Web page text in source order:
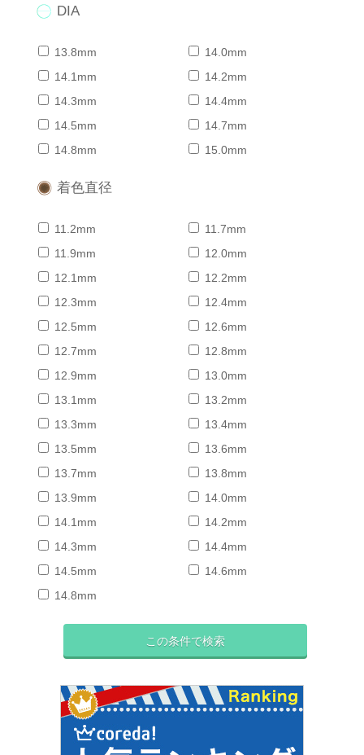
DIA
13.8mm
14.0mm
14.1mm
14.2mm
14.3mm
14.4mm
14.5mm
14.7mm
14.8mm
15.0mm
着色直径
11.2mm
11.7mm
11.9mm
12.0mm
12.1mm
12.2mm
12.3mm
12.4mm
12.5mm
12.6mm
12.7mm
12.8mm
12.9mm
13.0mm
13.1mm
13.2mm
13.3mm
13.4mm
13.5mm
13.6mm
13.7mm
13.8mm
13.9mm
14.0mm
14.1mm
14.2mm
14.3mm
14.4mm
14.5mm
14.6mm
14.8mm